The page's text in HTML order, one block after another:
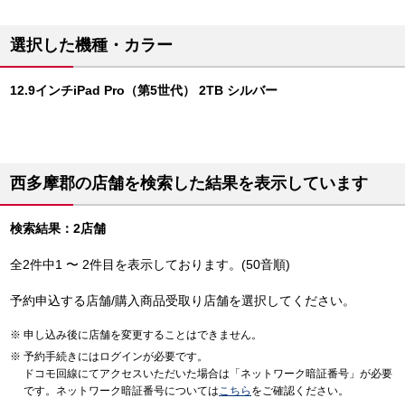
選択した機種・カラー
12.9インチiPad Pro（第5世代） 2TB シルバー
西多摩郡の店舗を検索した結果を表示しています
検索結果：2店舗
全2件中1 〜 2件目を表示しております。(50音順)
予約申込する店舗/購入商品受取り店舗を選択してください。
申し込み後に店舗を変更することはできません。
予約手続きにはログインが必要です。
ドコモ回線にてアクセスいただいた場合は「ネットワーク暗証番号」が必要
です。ネットワーク暗証番号についてはこちら をご確認ください。